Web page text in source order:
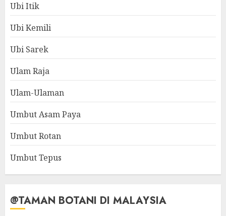
Ubi Itik
Ubi Kemili
Ubi Sarek
Ulam Raja
Ulam-Ulaman
Umbut Asam Paya
Umbut Rotan
Umbut Tepus
@TAMAN BOTANI DI MALAYSIA